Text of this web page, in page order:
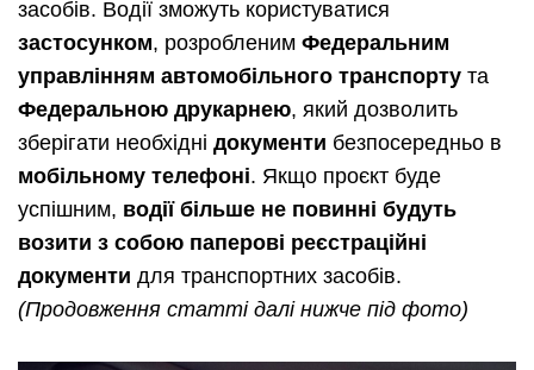
засобів. Водії зможуть користуватися
застосунком, розробленим Федеральним
управлінням автомобільного транспорту та
Федеральною друкарнею, який дозволить
зберігати необхідні документи безпосередньо в
мобільному телефоні. Якщо проєкт буде
успішним, водії більше не повинні будуть
возити з собою паперові реєстраційні
документи для транспортних засобів.
(Продовження статті далі нижче під фото)